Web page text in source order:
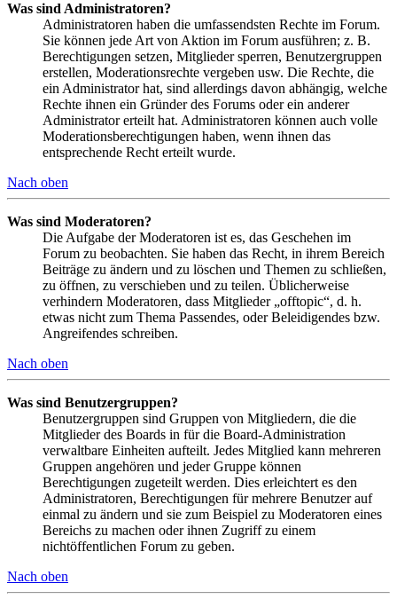
Was sind Administratoren?
Administratoren haben die umfassendsten Rechte im Forum.
Sie können jede Art von Aktion im Forum ausführen; z. B.
Berechtigungen setzen, Mitglieder sperren, Benutzergruppen
erstellen, Moderationsrechte vergeben usw. Die Rechte, die
ein Administrator hat, sind allerdings davon abhängig, welche
Rechte ihnen ein Gründer des Forums oder ein anderer
Administrator erteilt hat. Administratoren können auch volle
Moderationsberechtigungen haben, wenn ihnen das
entsprechende Recht erteilt wurde.
Nach oben
Was sind Moderatoren?
Die Aufgabe der Moderatoren ist es, das Geschehen im
Forum zu beobachten. Sie haben das Recht, in ihrem Bereich
Beiträge zu ändern und zu löschen und Themen zu schließen,
zu öffnen, zu verschieben und zu teilen. Üblicherweise
verhindern Moderatoren, dass Mitglieder „offtopic“, d. h.
etwas nicht zum Thema Passendes, oder Beleidigendes bzw.
Angreifendes schreiben.
Nach oben
Was sind Benutzergruppen?
Benutzergruppen sind Gruppen von Mitgliedern, die die
Mitglieder des Boards in für die Board-Administration
verwaltbare Einheiten aufteilt. Jedes Mitglied kann mehreren
Gruppen angehören und jeder Gruppe können
Berechtigungen zugeteilt werden. Dies erleichtert es den
Administratoren, Berechtigungen für mehrere Benutzer auf
einmal zu ändern und sie zum Beispiel zu Moderatoren eines
Bereichs zu machen oder ihnen Zugriff zu einem
nichtöffentlichen Forum zu geben.
Nach oben